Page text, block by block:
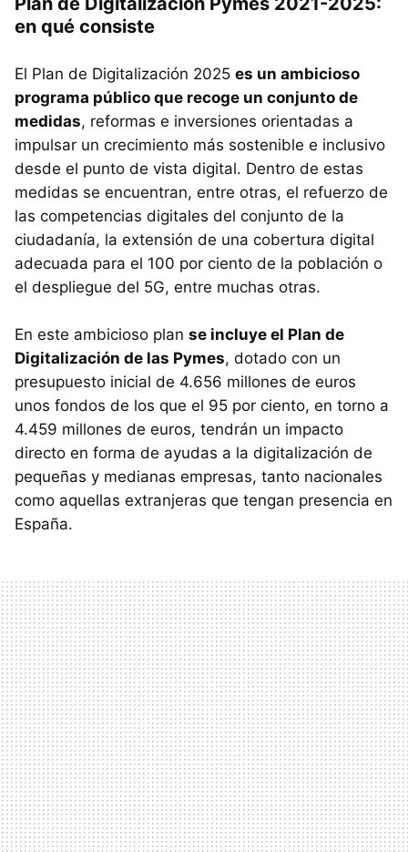
en qué consiste
El Plan de Digitalización 2025 es un ambicioso
programa público que recoge un conjunto de
medidas, reformas e inversiones orientadas a
impulsar un crecimiento más sostenible e inclusivo
desde el punto de vista digital. Dentro de estas
medidas se encuentran, entre otras, el refuerzo de
las competencias digitales del conjunto de la
ciudadanía, la extensión de una cobertura digital
adecuada para el 100 por ciento de la población o
el despliegue del 5G, entre muchas otras.
En este ambicioso plan se incluye el Plan de
Digitalización de las Pymes, dotado con un
presupuesto inicial de 4.656 millones de euros
unos fondos de los que el 95 por ciento, en torno a
4.459 millones de euros, tendrán un impacto
directo en forma de ayudas a la digitalización de
pequeñas y medianas empresas, tanto nacionales
como aquellas extranjeras que tengan presencia en
España.